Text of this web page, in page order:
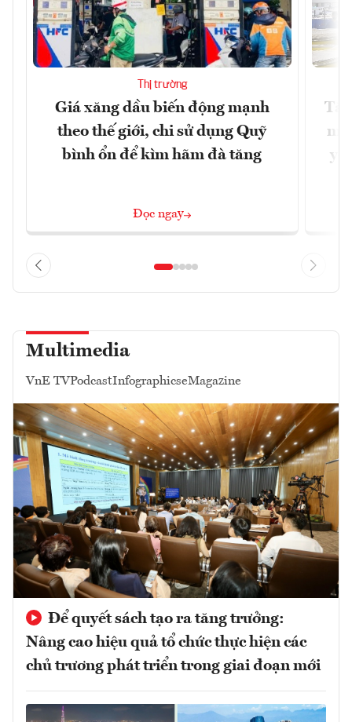
Thị trường
Giá xăng dầu biến động mạnh
theo thế giới, chi sử dụng Quỹ
bình ổn để kìm hãm đà tăng
Đọc ngay
Multimedia
VnE TVPodcastInfographicseMagazine
Để quyết sách tạo ra tăng trưởng:
Nâng cao hiệu quả tổ chức thực hiện các
chủ trương phát triển trong giai đoạn mới